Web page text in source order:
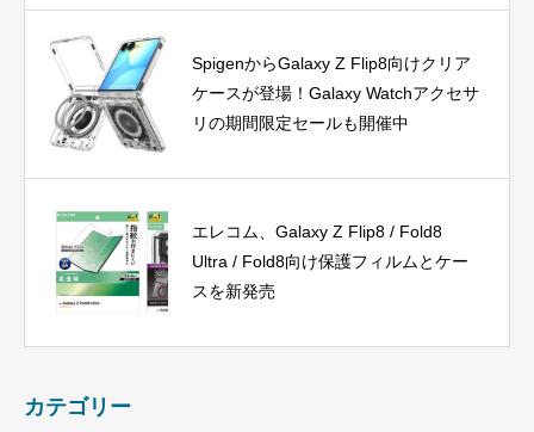
SpigenからGalaxy Z Flip8向けクリア
ケースが登場！Galaxy Watchアクセサ
リの期間限定セールも開催中
エレコム、Galaxy Z Flip8 / Fold8
Ultra / Fold8向け保護フィルムとケー
スを新発売
カテゴリー